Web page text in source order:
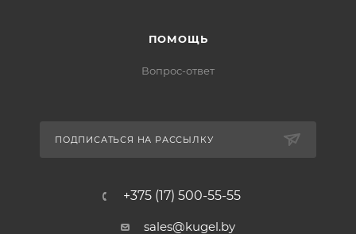
ПОМОЩЬ
Вопрос-ответ
ПОДПИСАТЬСЯ НА РАССЫЛКУ
+375 (17) 500-55-55
sales@kugel.by